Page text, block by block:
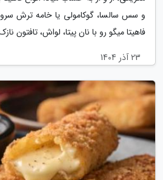
و سس سالسا، گوکامولی یا خامه ترش
فاهیتا میگو رو با نان پیتا، لواش، تافتون
23 آذر 1404